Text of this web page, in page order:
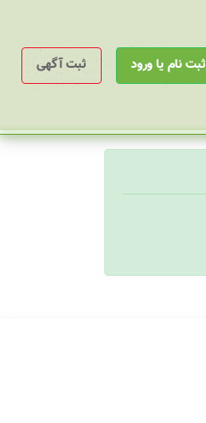
ثبت نام یا ورود ثبت آگهی